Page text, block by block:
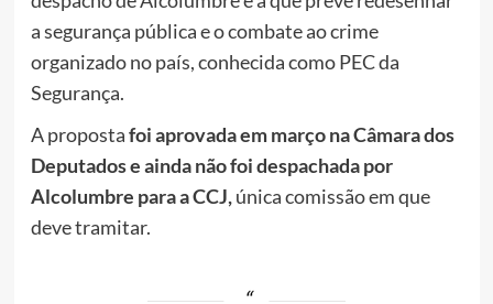
a segurança pública e o combate ao crime
organizado no país, conhecida como PEC da
Segurança.
A propostafoi aprovada em março na Câmara dos
Deputados e ainda não foi despachada por
Alcolumbre para a CCJ,única comissão em que
deve tramitar.